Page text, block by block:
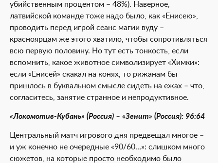
убийственным процентом – 48%). Наверное,
латвийской команде тоже надо было, как «Енисею»,
проводить перед игрой сеанс магии вуду –
красноярцам же этого хватило, чтобы сопротивляться
всю первую половину. Но тут есть тонкость, если
вспомнить, какое животное символизирует «Химки»:
если «Енисей» скакал на конях, то рижанам бы
пришлось в буквальном смысле сидеть на ежах – что,
согласитесь, занятие странное и непродуктивное.
«Локомотив-Кубань» (Россия) – «Зенит» (Россия): 96:64
Центральный матч игрового дня предвещал многое –
и уж конечно не очередные «90/60…»: слишком много
сюжетов, на которые просто необходимо было